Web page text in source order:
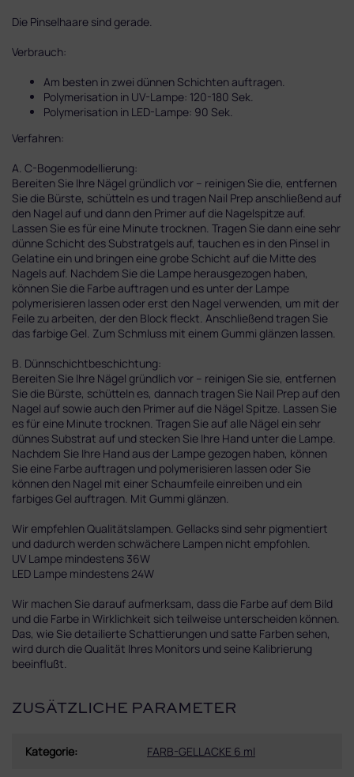
Die Pinselhaare sind gerade.
Verbrauch:
Am besten in zwei dünnen Schichten auftragen.
Polymerisation in UV-Lampe: 120-180 Sek.
Polymerisation in LED-Lampe: 90 Sek.
Verfahren:
A. C-Bogenmodellierung:
Bereiten Sie Ihre Nägel gründlich vor – reinigen Sie die, entfernen
Sie die Bürste, schütteln es und tragen Nail Prep anschließend auf
den Nagel auf und dann den Primer auf die Nagelspitze auf.
Lassen Sie es für eine Minute trocknen. Tragen Sie dann eine sehr
dünne Schicht des Substratgels auf, tauchen es in den Pinsel in
Gelatine ein und bringen eine grobe Schicht auf die Mitte des
Nagels auf. Nachdem Sie die Lampe herausgezogen haben,
können Sie die Farbe auftragen und es unter der Lampe
polymerisieren lassen oder erst den Nagel verwenden, um mit der
Feile zu arbeiten, der den Block fleckt. Anschließend tragen Sie
das farbige Gel. Zum Schmluss mit einem Gummi glänzen lassen.
B. Dünnschichtbeschichtung:
Bereiten Sie Ihre Nägel gründlich vor – reinigen Sie sie, entfernen
Sie die Bürste, schütteln es, dannach tragen Sie Nail Prep auf den
Nagel auf sowie auch den Primer auf die Nägel Spitze. Lassen Sie
es für eine Minute trocknen. Tragen Sie auf alle Nägel ein sehr
dünnes Substrat auf und stecken Sie Ihre Hand unter die Lampe.
Nachdem Sie Ihre Hand aus der Lampe gezogen haben, können
Sie eine Farbe auftragen und polymerisieren lassen oder Sie
können den Nagel mit einer Schaumfeile einreiben und ein
farbiges Gel auftragen. Mit Gummi glänzen.
Wir empfehlen Qualitätslampen. Gellacks sind sehr pigmentiert
und dadurch werden schwächere Lampen nicht empfohlen.
UV Lampe mindestens 36W
LED Lampe mindestens 24W
Wir machen Sie darauf aufmerksam, dass die Farbe auf dem Bild
und die Farbe in Wirklichkeit sich teilweise unterscheiden können.
Das, wie Sie detailierte Schattierungen und satte Farben sehen,
wird durch die Qualität Ihres Monitors und seine Kalibrierung
beeinflußt.
ZUSÄTZLICHE PARAMETER
Kategorie: FARB-GELLACKE 6 ml